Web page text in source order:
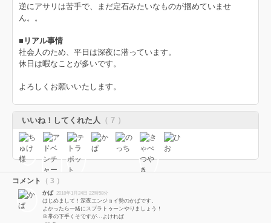
逆にアサリは苦手で、まだ定石みたいなものが掴めていませ
ん。。
■リアル事情
社会人のため、平日は深夜に潜っています。
休日は暇なことが多いです。
よろしくお願いいたします。
いいね！してくれた人 （ 7 ）
コメント （ 3 ）
かぱ 2018年1月24日 22時58分
はじめまして！深夜エンジョイ勢のかぱです。
よかったら一緒にスプラトゥーンやりましょう！
Ｂ帯の下手くそですが…よければ